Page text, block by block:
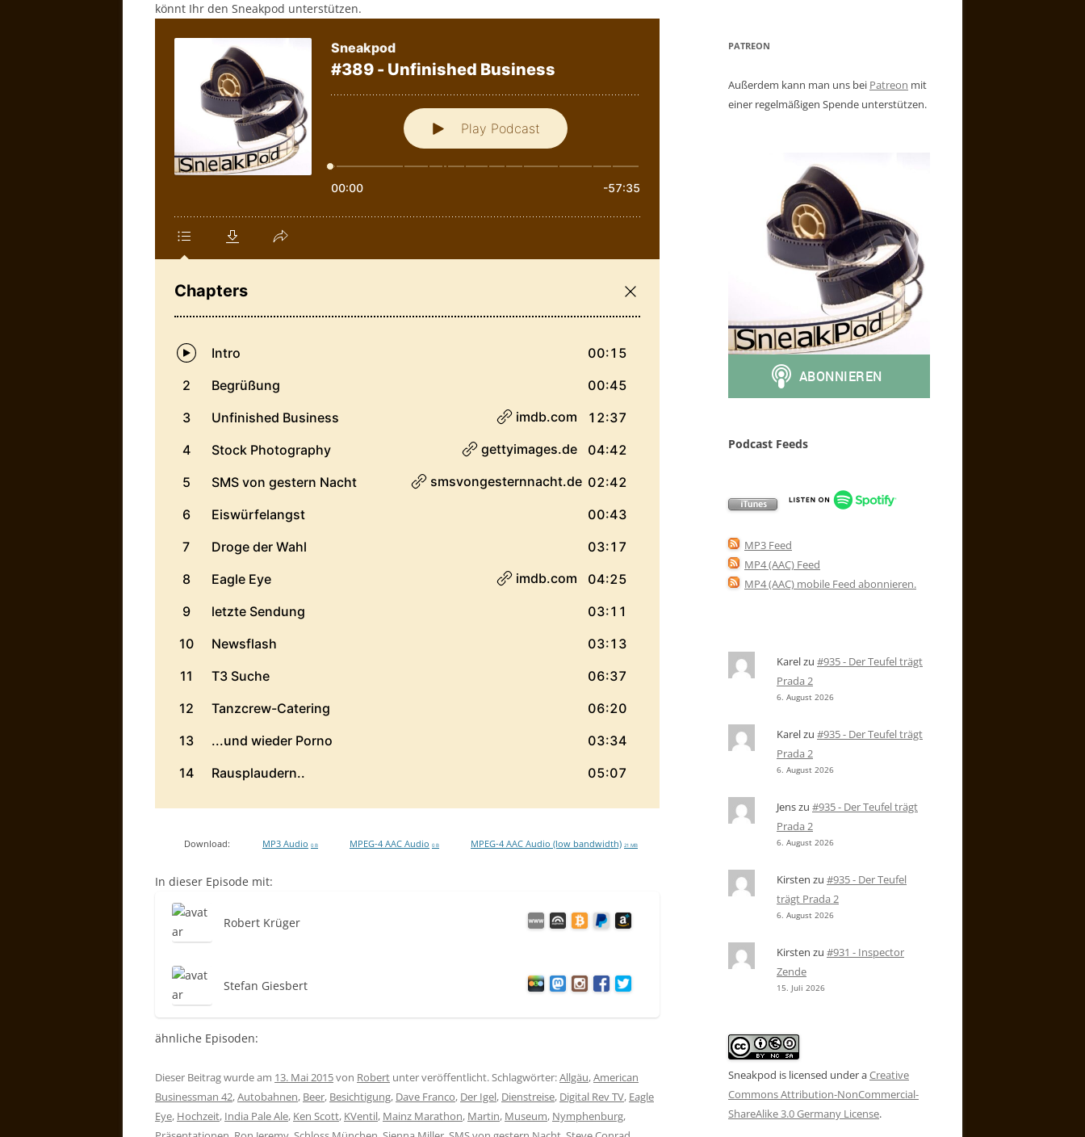
könnt Ihr den Sneakpod unterstützen.
Download: MP3 Audio 0 B MPEG-4 AAC Audio 0 B MPEG-4 AAC Audio (low bandwidth) 21 MB
In dieser Episode mit:
Robert Krüger
Stefan Giesbert
ähnliche Episoden:
Dieser Beitrag wurde am 13. Mai 2015von Robert unter veröffentlicht. Schlagwörter:Allgäu,American
Businessman 42,Autobahnen, Beer, Besichtigung, Dave Franco, Der Igel, Dienstreise, Digital Rev TV, Eagle
Eye, Hochzeit, India Pale Ale, Ken Scott, KVentil, Mainz Marathon, Martin, Museum, Nymphenburg,
PATREON
Außerdem kann man uns bei Patreon mit
einer regelmäßigen Spende unterstützen.
Podcast Feeds
MP3 Feed
MP4 (AAC) Feed
MP4 (AAC) mobile Feed abonnieren.
Karelzu #935 - Der Teufel trägt
Prada 2
6. August 2026
Karelzu #935 - Der Teufel trägt
Prada 2
6. August 2026
Jenszu #935 - Der Teufel trägt
Prada 2
6. August 2026
Kirsten zu #935 - Der Teufel
trägt Prada 2
6. August 2026
Kirsten zu #931 - Inspector
Zende
15. Juli 2026
Sneakpod is licensed under aCreative
Commons Attribution-NonCommercial-
ShareAlike 3.0 Germany License.